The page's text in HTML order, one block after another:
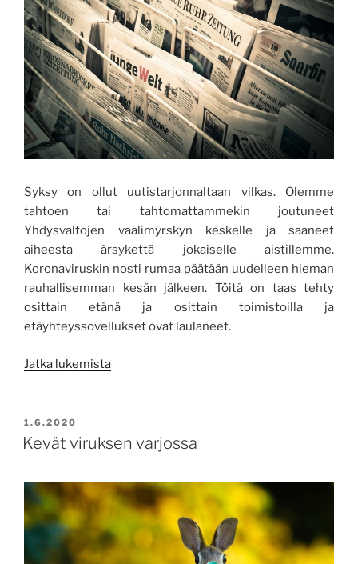
Syksy on ollut uutistarjonnaltaan vilkas. Olemme
tahtoen tai tahtomattammekin joutuneet
Yhdysvaltojen vaalimyrskyn keskelle ja saaneet
aiheesta ärsykettä jokaiselle aistillemme.
Koronaviruskin nosti rumaa päätään uudelleen hieman
rauhallisemman kesän jälkeen. Töitä on taas tehty
osittain etänä ja osittain toimistoilla ja
etäyhteyssovellukset ovat laulaneet.
Jatka lukemista”Vilkkaan
JULKAISTU
1.6.2020
Kevät viruksen varjossa